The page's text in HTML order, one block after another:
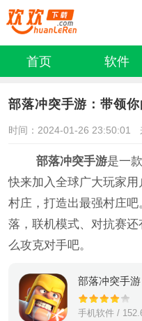
首页 软件
部落冲突手游：带领
时间：2024-01-26 23:50:01
部落冲突手游是一
快来加入全球广大玩家
村庄，打造出最强村庄
落，联机模式、对抗赛
么攻克对手吧。
部落冲突手游
手机软件 /